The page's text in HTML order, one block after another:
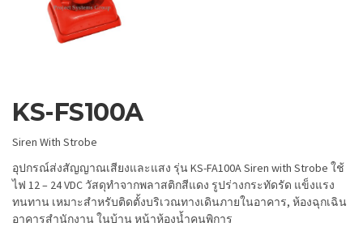
KS-FS100A
Siren With Strobe
อุปกรณ์ส่งสัญญาณเสียงและแสง รุ่น KS-FA100A Siren with Strobe ใช้
ไฟ 12 – 24 VDC วัสดุทำจากพลาสติกสีแดง รูปร่างกระทัดรัด แข็งแรง
ทนทาน เหมาะสำหรับติดตั้งบริเวณทางเดินภายในอาคาร, ห้องฉุกเฉิน
อาคารสำนักงาน ในบ้าน หน้าห้องน้ำคนพิการ